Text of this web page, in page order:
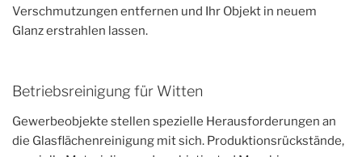
Verschmutzungen entfernen und Ihr Objekt in neuem
Glanz erstrahlen lassen.
Betriebsreinigung für Witten
Gewerbeobjekte stellen spezielle Herausforderungen an
die Glasflächenreinigung mit sich. Produktionsrückstände,